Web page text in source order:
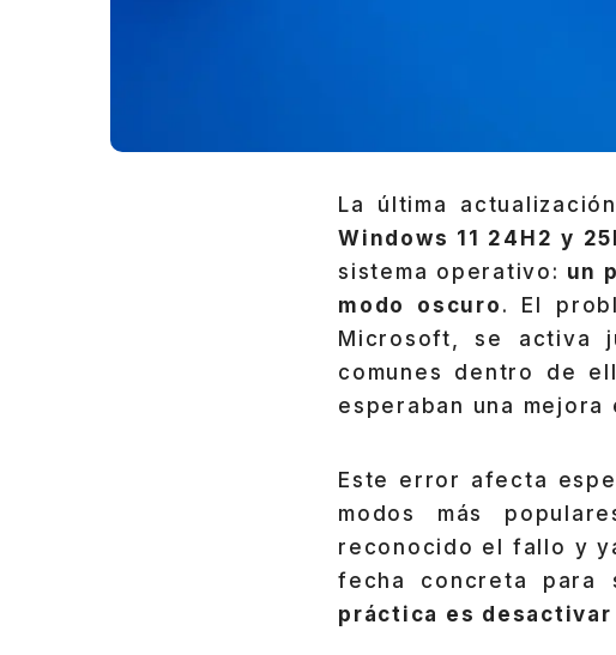
La última
Windows 11 24H2 y
sistema operativo: un
modo oscuro . El
Microsoft, se activa
comunes dentro de
esperaban una
Este error afecta
modos más
reconocido el fallo y
fecha concreta para
práctica es desactivar